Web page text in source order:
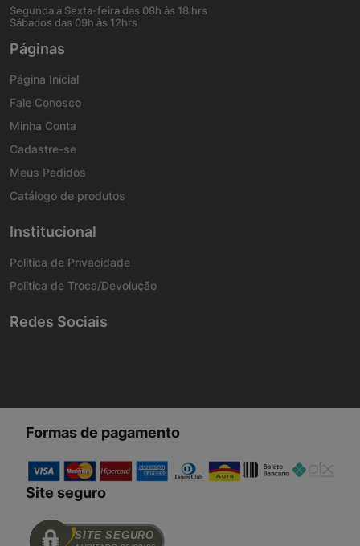
Segunda à Sexta-feira das 08h às 18 hrs
Sábados das 09h às 12hrs
Páginas
Página Inicial
Fale Conosco
Minha Conta
Cadastre-se
Meus Pedidos
Catálogo de produtos
Institucional
Politica de Privacidade
Politica de Troca/Devolução
Redes Sociais
Formas de pagamento
Site seguro
SITE SEGURO